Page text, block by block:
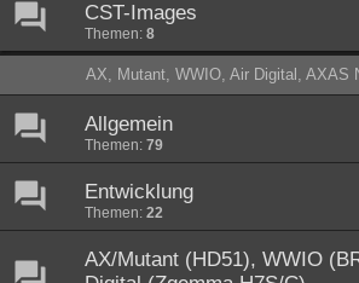
CST-Images
Themen: 8
AX, Mutant, WWIO, Air Digital, AXAS
Allgemein
Themen: 79
Entwicklung
Themen: 22
AX/Mutant (HD51), WWIO